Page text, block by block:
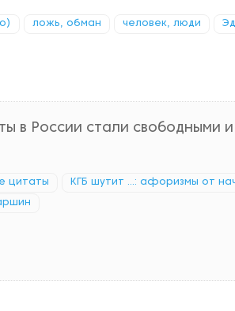
ложь, обман человек, люди
в России стали свободными
цитаты КГБ шутит ...: афоризмы от